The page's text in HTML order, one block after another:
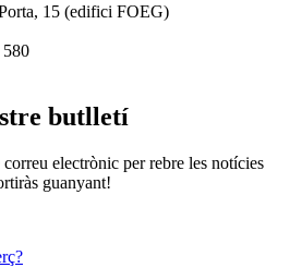
15 (edifici FOEG)
butlletí
electrònic per rebre les notícies
guanyant!